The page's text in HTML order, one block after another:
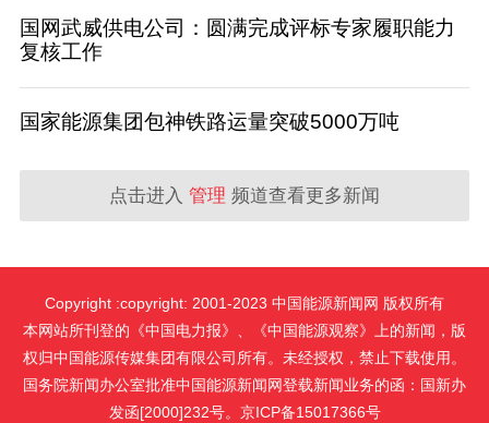
国网武威供电公司：圆满完成评标专家履职能力
复核工作
国家能源集团包神铁路运量突破5000万吨
点击进入 管理 频道查看更多新闻
Copyright :copyright: 2001-2023 中国能源新闻网 版权所有
本网站所刊登的《中国电力报》、《中国能源观察》上的新闻，版
权归中国能源传媒集团有限公司所有。未经授权，禁止下载使用。
国务院新闻办公室批准中国能源新闻网登载新闻业务的函：国新办
发函[2000]232号。京ICP备15017366号